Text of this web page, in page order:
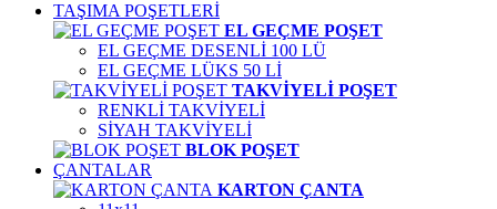
TAŞIMA POŞETLERİ
EL GEÇME POŞET
EL GEÇME DESENLİ 100 LÜ
EL GEÇME LÜKS 50 Lİ
TAKVİYELİ POŞET
RENKLİ TAKVİYELİ
SİYAH TAKVİYELİ
BLOK POŞET
ÇANTALAR
KARTON ÇANTA